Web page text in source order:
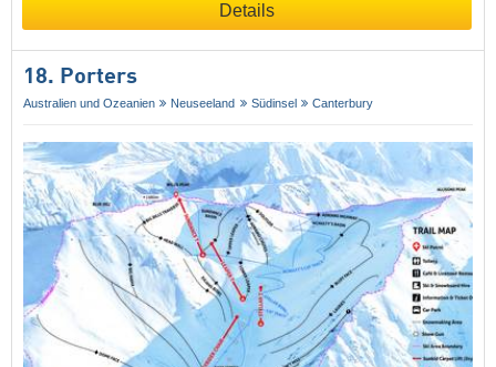
Details
18. Porters
Australien und Ozeanien Neuseeland Südinsel Canterbury